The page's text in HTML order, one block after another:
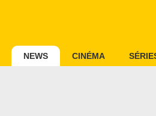
NEWS CINÉMA